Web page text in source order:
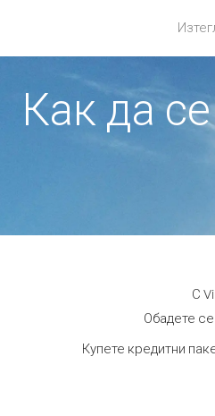
Как да
С
Обадете
Купете кредитни